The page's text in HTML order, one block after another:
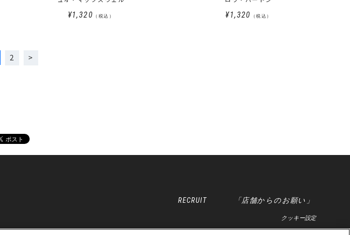
¥1,320 （税込） ¥1,320 （税込）
2
RECRUIT 「店舗からのお願い」
クッキー設定